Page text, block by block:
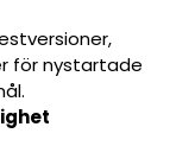
för nystartade